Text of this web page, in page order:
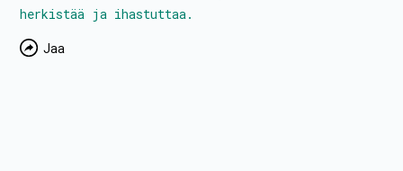
herkistää ja ihastuttaa.